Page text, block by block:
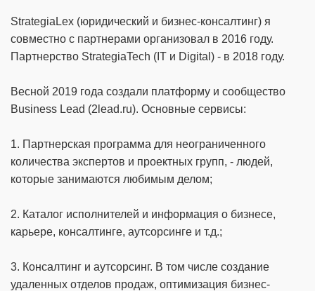
StrategiaLex (юридический и бизнес-консалтинг) я
совместно с партнерами организовал в 2016 году.
Партнерство StrategiaTech (IT и Digital) - в 2018 году.
Весной 2019 года создали платформу и сообщество
Business Lead (2lead.ru). Основные сервисы:
1. Партнерская программа для неограниченного
количества экспертов и проектных групп, - людей,
которые занимаются любимым делом;
2. Каталог исполнителей и информация о бизнесе,
карьере, консалтинге, аутсорсинге и т.д.;
3. Консалтинг и аутсорсинг. В том числе создание
удаленных отделов продаж, оптимизация бизнес-